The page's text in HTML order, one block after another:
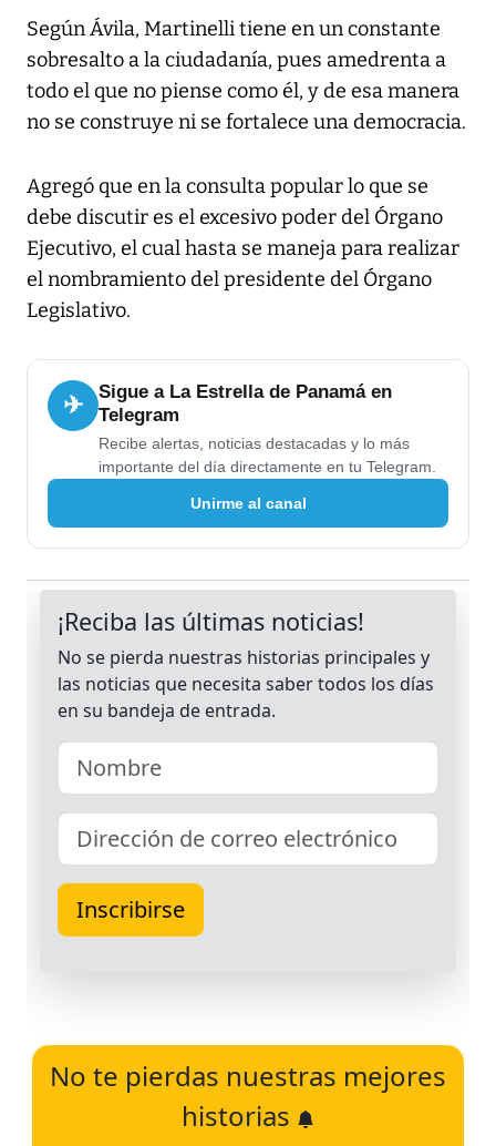
Según Ávila, Martinelli tiene en un constante
sobresalto a la ciudadanía, pues amedrenta a
todo el que no piense como él, y de esa manera
no se construye ni se fortalece una democracia.
Agregó que en la consulta popular lo que se
debe discutir es el excesivo poder del Órgano
Ejecutivo, el cual hasta se maneja para realizar
el nombramiento del presidente del Órgano
Legislativo.
✈
Sigue a La Estrella de Panamá en
Telegram
Recibe alertas, noticias destacadas y lo más
importante del día directamente en tu Telegram.
Unirme al canal
No te pierdas nuestras mejores
historias